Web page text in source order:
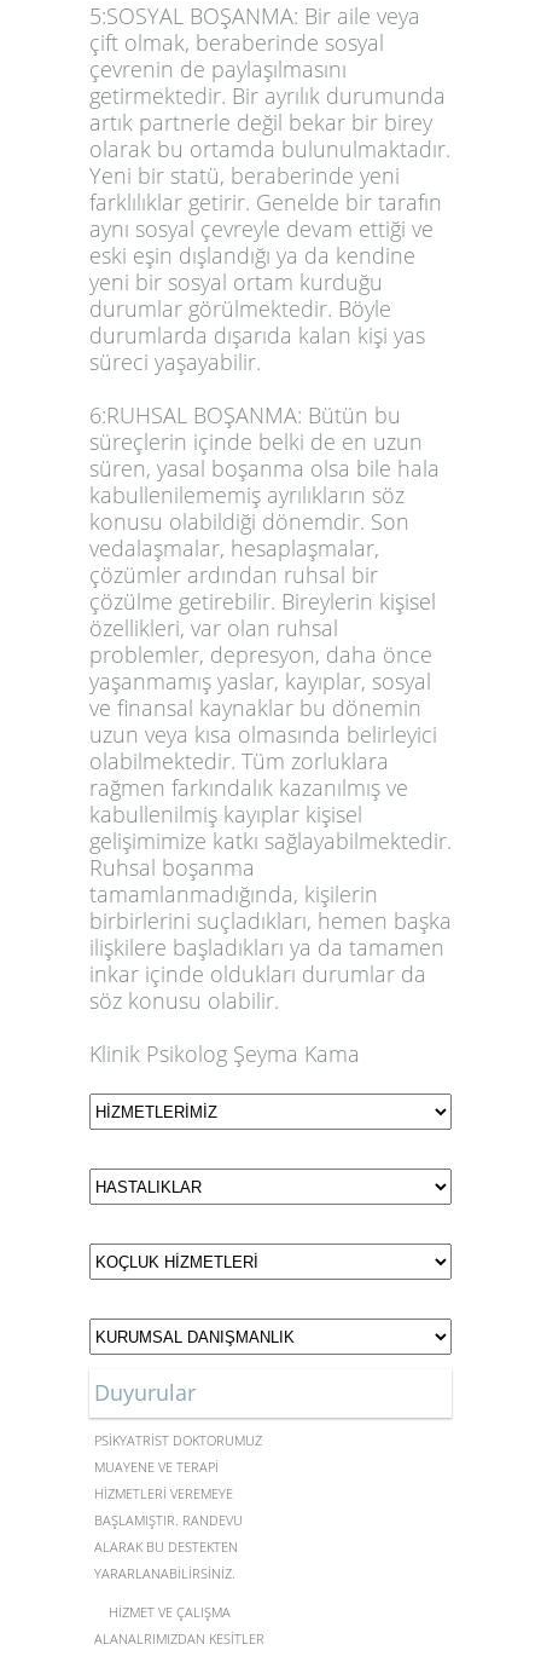
5:SOSYAL BOŞANMA: Bir aile veya
çift olmak, beraberinde sosyal
çevrenin de paylaşılmasını
getirmektedir. Bir ayrılık durumunda
artık partnerle değil bekar bir birey
olarak bu ortamda bulunulmaktadır.
Yeni bir statü, beraberinde yeni
farklılıklar getirir. Genelde bir tarafın
aynı sosyal çevreyle devam ettiği ve
eski eşin dışlandığı ya da kendine
yeni bir sosyal ortam kurduğu
durumlar görülmektedir. Böyle
durumlarda dışarıda kalan kişi yas
süreci yaşayabilir.
6:RUHSAL BOŞANMA: Bütün bu
süreçlerin içinde belki de en uzun
süren, yasal boşanma olsa bile hala
kabullenilememiş ayrılıkların söz
konusu olabildiği dönemdir. Son
vedalaşmalar, hesaplaşmalar,
çözümler ardından ruhsal bir
çözülme getirebilir. Bireylerin kişisel
özellikleri, var olan ruhsal
problemler, depresyon, daha önce
yaşanmamış yaslar, kayıplar, sosyal
ve finansal kaynaklar bu dönemin
uzun veya kısa olmasında belirleyici
olabilmektedir. Tüm zorluklara
rağmen farkındalık kazanılmış ve
kabullenilmiş kayıplar kişisel
gelişimimize katkı sağlayabilmektedir.
Ruhsal boşanma
tamamlanmadığında, kişilerin
birbirlerini suçladıkları, hemen başka
ilişkilere başladıkları ya da tamamen
inkar içinde oldukları durumlar da
söz konusu olabilir.
Klinik Psikolog Şeyma Kama
Duyurular
MERKEZİMİZDE UZMAN
PSİKYATRİST DOKTORUMUZ
MUAYENE VE TERAPİ
HİZMETLERİ VEREMEYE
BAŞLAMIŞTIR. RANDEVU
ALARAK BU DESTEKTEN
YARARLANABİLİRSİNİZ.
HİZMET VE ÇALIŞMA
ALANALRIMIZDAN KESİTLER